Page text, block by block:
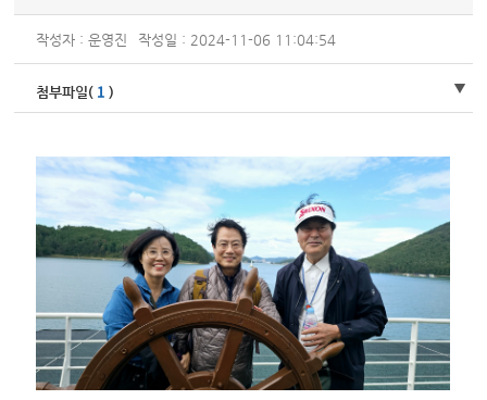
작성자 : 운영진 작성일 : 2024-11-06 11:04:54
첨부파일( 1 )